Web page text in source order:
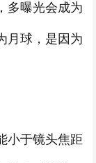
多曝光会成为
月球，是因为
小于镜头焦距